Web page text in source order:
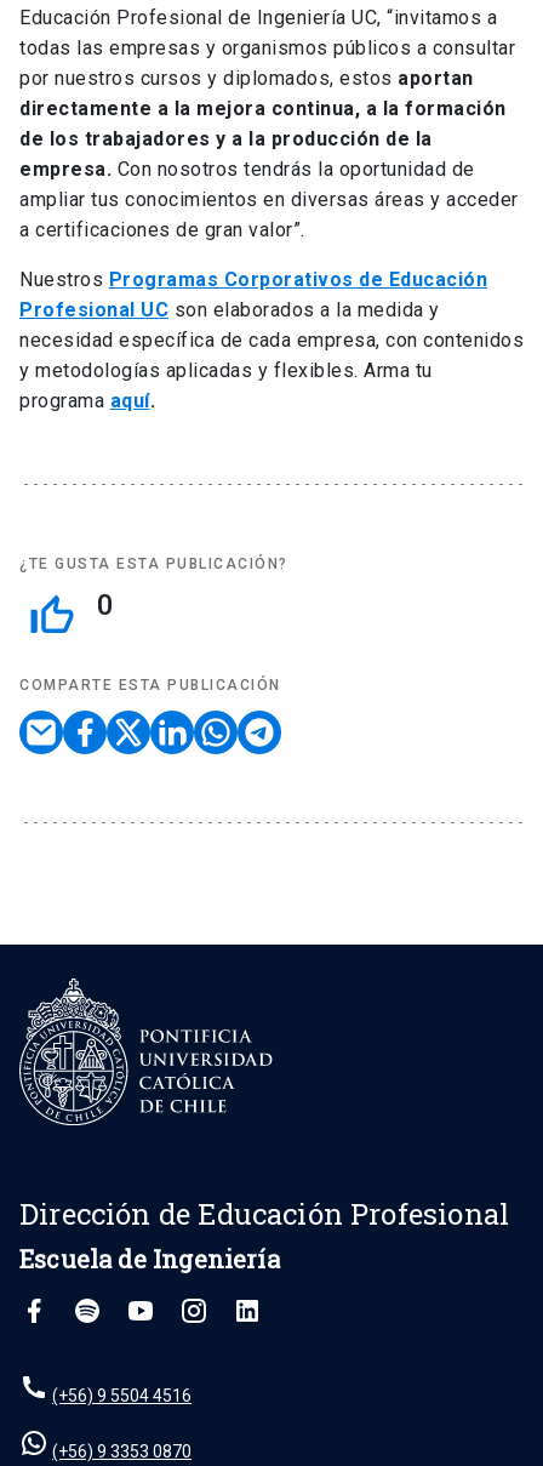
Educación Profesional de Ingeniería UC, “invitamos a
todas las empresas y organismos públicos a consultar
por nuestros cursos y diplomados, estos aportan
directamente a la mejora continua, a la formación
de los trabajadores y a la producción de la
empresa. Con nosotros tendrás la oportunidad de
ampliar tus conocimientos en diversas áreas y acceder
a certificaciones de gran valor”.
Nuestros Programas Corporativos de Educación
Profesional UC son elaborados a la medida y
necesidad específica de cada empresa, con contenidos
y metodologías aplicadas y flexibles. Arma tu
programa aquí.
¿TE GUSTA ESTA PUBLICACIÓN?
thumb_up_off_alt 0
COMPARTE ESTA PUBLICACIÓN
Dirección de Educación Profesional
Escuela de Ingeniería
(+56) 9 5504 4516
(+56) 9 3353 0870